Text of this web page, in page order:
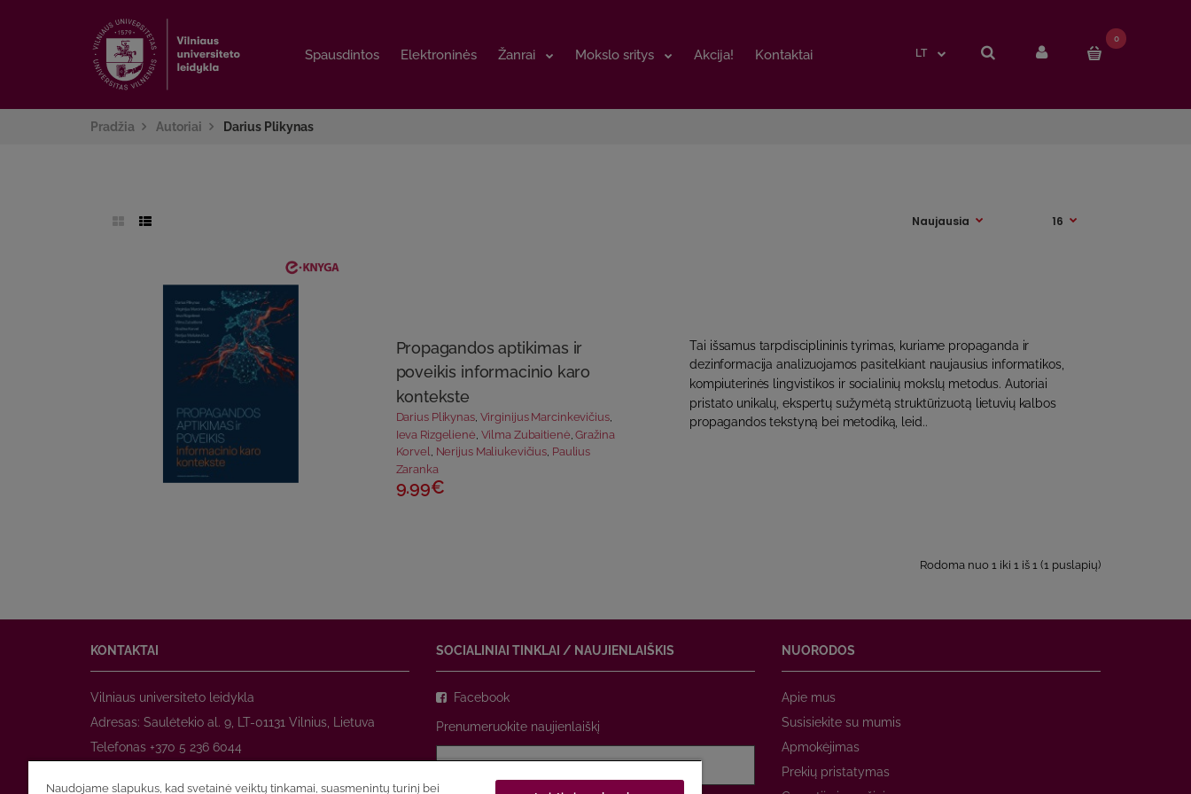
Spausdintos Elektroninės Žanrai Mokslo sritys Akcija! Kontaktai LT
0
Spausdintos Elektroninės Žanrai Mokslo sritys Akcija! Kontaktai LT
0
Pradžia Autoriai Darius Plikynas
Propagandos aptikimas ir
poveikis informacinio karo
kontekste
Darius Plikynas, Virginijus Marcinkevičius,
Ieva Rizgelienė Vilma Zubaitienė ,Gražina
Korvel, Nerijus Maliukevičius, Paulius
Zaranka
9.99€
Tai išsamus tarpdisciplininis tyrimas, kuriame propaganda ir
dezinformacija analizuojamos pasitelkiant naujausius informatikos,
kompiuterinės lingvistikos ir socialinių mokslų metodus. Autoriai
pristato unikalų, ekspertų sužymėtą struktūrizuotą lietuvių kalbos
propagandos tekstyną bei metodiką, leid..
Rodoma nuo 1 iki 1 iš 1 (1 puslapių)
KONTAKTAI
Vilniaus universiteto leidykla
Adresas: Saulėtekio al. 9, LT-01131 Vilnius, Lietuva
Telefonas +370 5 236 6044
SOCIALINIAI TINKLAI / NAUJIENLAIŠKIS
Facebook
Prenumeruokite naujienlaiškį
NUORODOS
Apie mus
Susisiekite su mumis
Apmokėjimas
Prekių pristatymas
Naudojame slapukus, kad svetainė veiktų tinkamai, suasmenintų turinį bei